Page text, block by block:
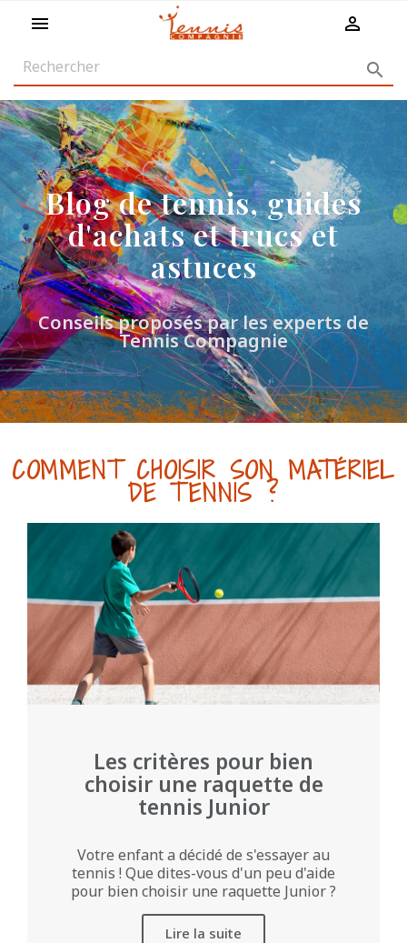
 

Blog de tennis, guides
d'achats et trucs et
astuces
Conseils proposés par les experts de
Tennis Compagnie
COMMENT CHOISIR SON MATÉRIEL
DE TENNIS ?
Les critères pour bien
choisir une raquette de
tennis Junior
Votre enfant a décidé de s'essayer au
tennis ! Que dites-vous d'un peu d'aide
pour bien choisir une raquette Junior ?
Lire la suite